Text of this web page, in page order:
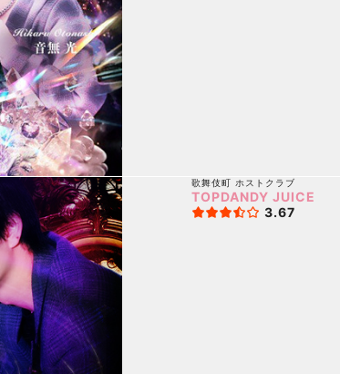
歌舞伎町 ホストクラブ
TOPDANDY JUICE
3.67